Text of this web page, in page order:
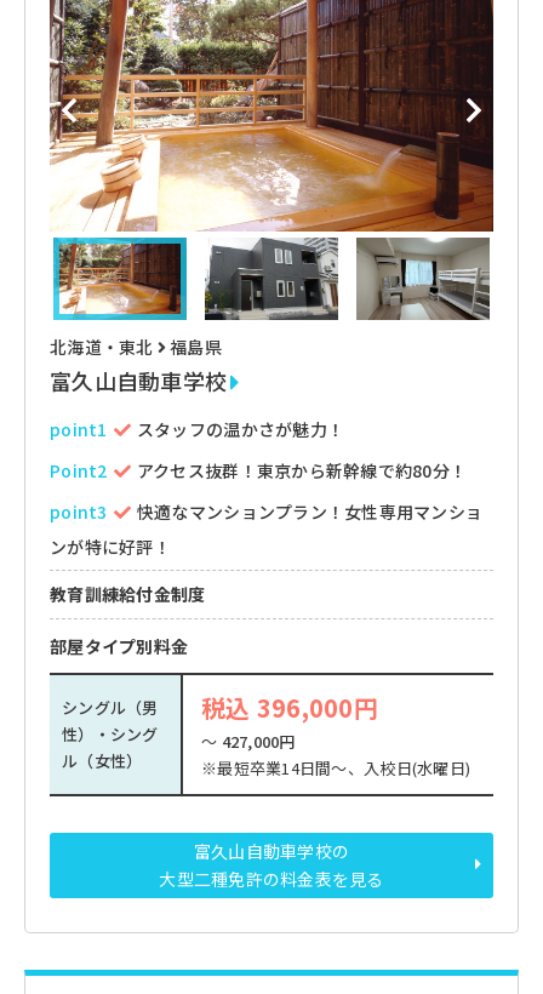
北海道・東北 福島県
富久山自動車学校
point1
スタッフの温かさが魅力！
Point2
アクセス抜群！東京から新幹線で約80分！
point3
快適なマンションプラン！女性専用マンショ
ンが特に好評！
教育訓練給付金制度
部屋タイプ別料金
シングル（男
性）・シング
ル（女性）
税込 396,000円
～ 427,000円
※最短卒業14日間～、入校日(水曜日)
富久山自動車学校の
大型二種免許の料金表を見る